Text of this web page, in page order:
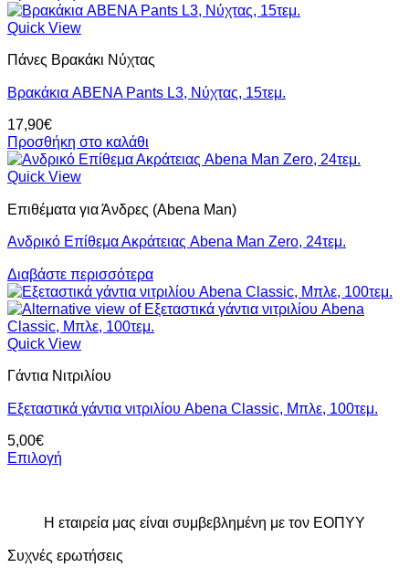
Quick View
Πάνες Βρακάκι Νύχτας
Βρακάκια ABENA Pants L3, Νύχτας, 15τεμ.
17,90€
Προσθήκη στο καλάθι
Quick View
Επιθέματα για Άνδρες (Abena Man)
Ανδρικό Επίθεμα Ακράτειας Abena Man Zero, 24τεμ.
Διαβάστε περισσότερα
Quick View
Γάντια Νιτριλίου
Εξεταστικά γάντια νιτριλίου Abena Classic, Μπλε, 100τεμ.
5,00€
Επιλογή
παραλλαγές.
Η εταιρεία μας είναι συμβεβλημένη με τον ΕΟΠΥΥ
Συχνές ερωτήσεις